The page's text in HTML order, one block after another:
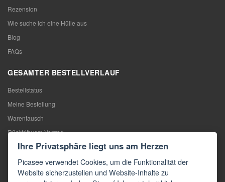
Rezension
Wie suche ich eine Hülle aus
Blog
FAQs
GESAMTER BESTELLVERLAUF
Bestellstatus
Meine Bestellung
Warentausch
Rücktritt vom Vertrag
Reklamation
KONTAKTE
Ihre Privatsphäre liegt uns am Herzen
Picasee verwendet Cookies, um die Funktionalität der
Website sicherzustellen und Website-Inhalte zu